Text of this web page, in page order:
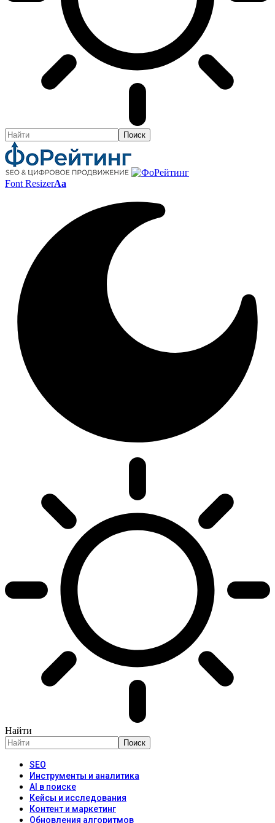
Font ResizerAa
Найти
SEO
Инструменты и аналитика
AI в поиске
Кейсы и исследования
Контент и маркетинг
Обновления алгоритмов